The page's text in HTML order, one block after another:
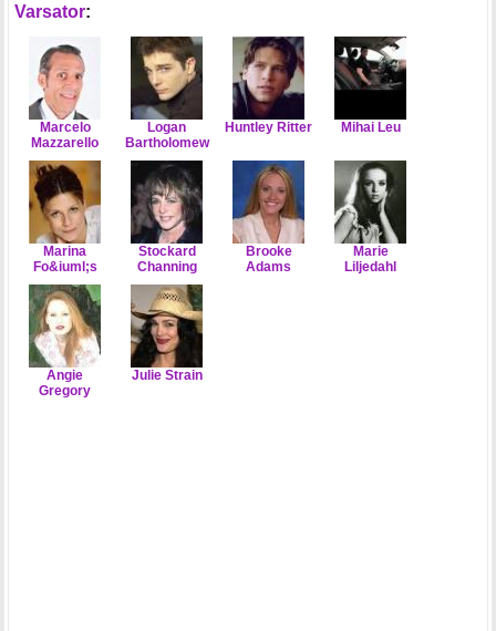
Varsator:
Marcelo
Mazzarello
Logan
Bartholomew
Huntley Ritter Mihai Leu
Marina
Fo&iuml;s
Stockard
Channing
Brooke
Adams
Marie
Liljedahl
Angie
Gregory
Julie Strain